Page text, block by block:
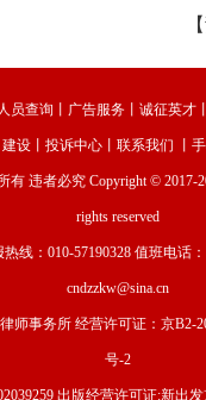
人员查询 广告服务 诚征英才
建设丨 投诉中心丨 联系我们
有 违者必究 Copyright © 2017-
rights reserved
线：010-57190328 值班电话：
cndzzkw@sina.cn
师事务所 经营许可证： 京B2-
号-2
出版经营许可证:新出发